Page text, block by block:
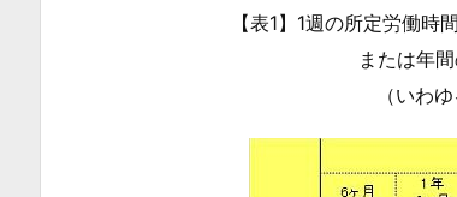
【表1】1週の所定労働時
または年
（いわ